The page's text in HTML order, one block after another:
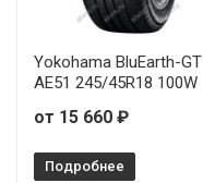
Yokohama BluEarth-GT
AE51 245/45R18 100W
от 15 660 ₽
Подробнее